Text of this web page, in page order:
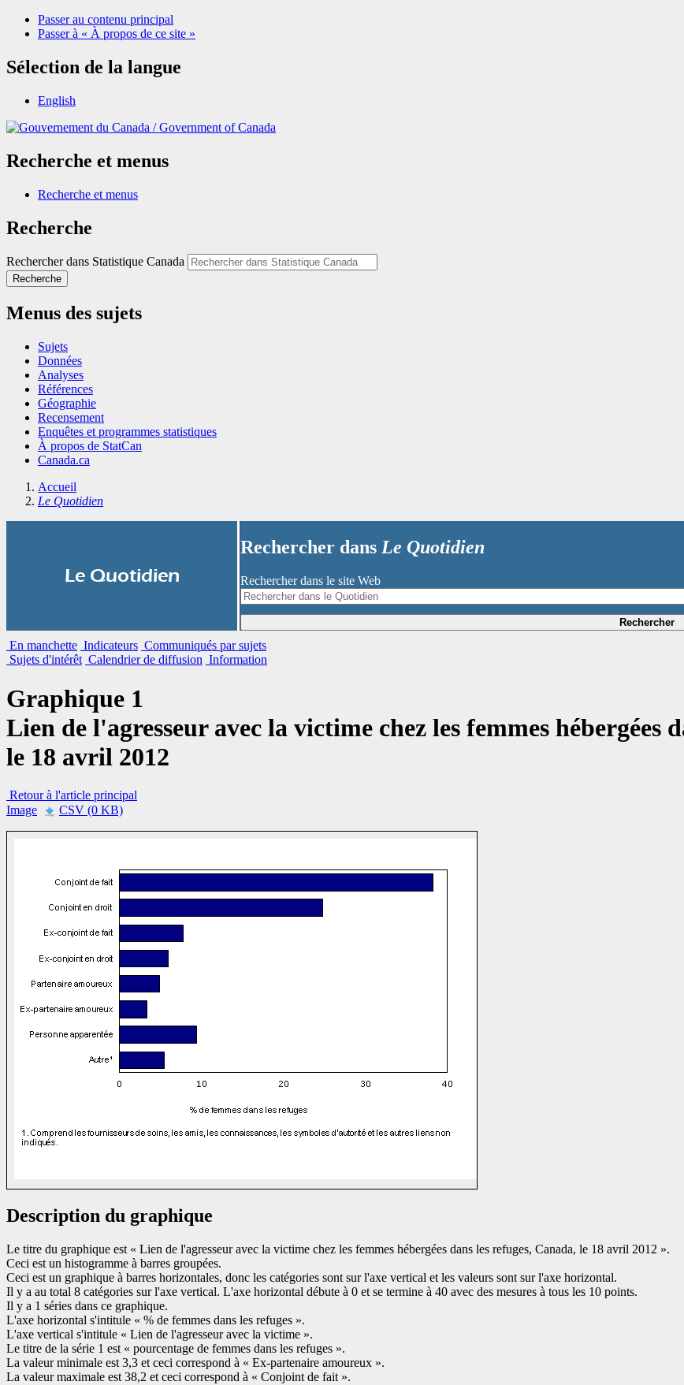
Passer au contenu principal
Passer à « À propos de ce site »
Sélection de la langue
English
/Government of Canada
Recherche et menus
Recherche et menus
Recherche
Rechercher dans Statistique Canada
Recherche
Menus des sujets
Sujets
Données
Analyses
Références
Géographie
Recensement
Enquêtes et programmes statistiques
À propos de StatCan
Canada.ca
Accueil
Le Quotidien
Le Quotidien
Rechercher dans Le Quotidien
Rechercher dans le site Web
Rechercher
En manchette Indicateurs Communiqués par sujets
Sujets d'intérêt Calendrier de diffusion Information
Graphique 1
Lien de l'agresseur avec la victime chez les femmes hébergées
le 18 avril 2012
Retour à l'article principal
Image
CSV (0 KB)
Description du graphique
Le titre du graphique est « Lien de l'agresseur avec la victime chez les femmes hébergées dans les refuges, Canada, le 18 avril 2012 ».
Ceci est un histogramme à barres groupées.
Ceci est un graphique à barres horizontales, donc les catégories sont sur l'axe vertical et les valeurs sont sur l'axe horizontal.
Il y a au total 8 catégories sur l'axe vertical. L'axe horizontal débute à 0 et se termine à 40 avec des mesures à tous les 10 points.
Il y a 1 séries dans ce graphique.
L'axe horizontal s'intitule « % de femmes dans les refuges ».
L'axe vertical s'intitule « Lien de l'agresseur avec la victime ».
Le titre de la série 1 est « pourcentage de femmes dans les refuges ».
La valeur minimale est 3,3 et ceci correspond à « Ex-partenaire amoureux ».
La valeur maximale est 38,2 et ceci correspond à « Conjoint de fait ».